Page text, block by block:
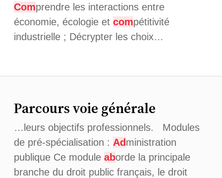
Comprendre les interactions entre
économie, écologie et compétitivité
industrielle ; Décrypter les choix…
Parcours voie générale
…leurs objectifs professionnels. Modules
de pré-spécialisation : Ad ministration
publique Ce module aborde la principale
branche du droit public français, le droit